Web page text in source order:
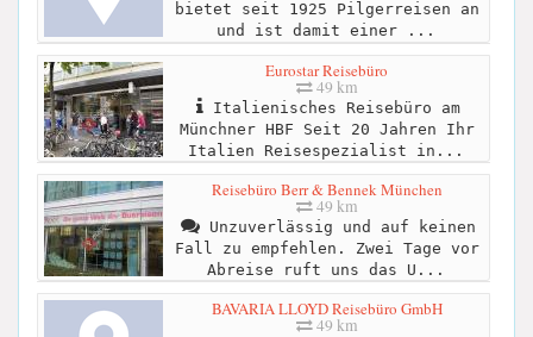
bietet seit 1925 Pilgerreisen an
und ist damit einer ...
Eurostar Reisebüro
49 km
Italienisches Reisebüro am
Münchner HBF Seit 20 Jahren Ihr
Italien Reisespezialist in...
Reisebüro Berr & Bennek München
49 km
Unzuverlässig und auf keinen
Fall zu empfehlen. Zwei Tage vor
Abreise ruft uns das U...
BAVARIA LLOYD Reisebüro GmbH
49 km